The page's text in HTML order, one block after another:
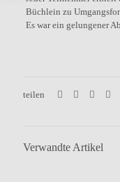
Büchlein zu
Es war ein gelungener
teilen
Verwandte Artikel